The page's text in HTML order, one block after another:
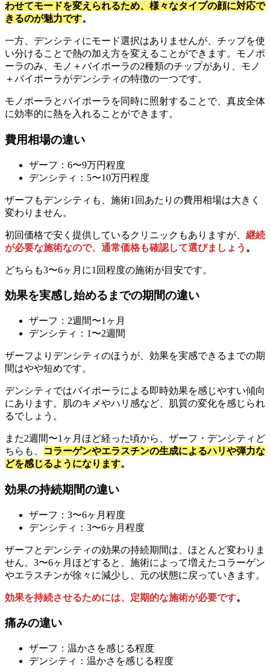
わせてモードを変えられるため、様々なタイプの顔に対応で
きるのが魅力です。
一方、デンシティにモード選択はありませんが、チップを使
い分けることで熱の加え方を変えることができます。モノポ
ーラのみ、モノ＋バイポーラの2種類のチップがあり、モノ
＋バイポーラがデンシティの特徴の一つです。
モノポーラとバイポーラを同時に照射することで、真皮全体
に効率的に熱を入れることができます。
費用相場の違い
ザーフ：6〜9万円程度
デンシティ：5〜10万円程度
ザーフもデンシティも、施術1回あたりの費用相場は大きく
変わりません。
初回価格で安く提供しているクリニックもありますが、 継続
が必要な施術なので、通常価格も確認して選びましょう 。
どちらも3〜6ヶ月に1回程度の施術が目安です。
効果を実感し始めるまでの期間の違い
ザーフ：2週間〜1ヶ月
デンシティ：1〜2週間
ザーフよりデンシティのほうが、効果を実感できるまでの期
間はやや短めです。
デンシティではバイポーラによる即時効果を感じやすい傾向
にあります。肌のキメやハリ感など、肌質の変化を感じられ
るでしょう。
また2週間〜1ヶ月ほど経った頃から、ザーフ・デンシティど
ちらも、
コラーゲンやエラスチンの生成によるハリや弾力な
どを感じるようになります。
効果の持続期間の違い
ザーフ：3〜6ヶ月程度
デンシティ：3〜6ヶ月程度
ザーフとデンシティの効果の持続期間は、ほとんど変わりま
せん。3〜6ヶ月ほどすると、施術によって増えたコラーゲン
やエラスチンが徐々に減少し、元の状態に戻っていきます。
効果を持続させるためには、定期的な施術が必要です。
痛みの違い
ザーフ：温かさを感じる程度
デンシティ：温かさを感じる程度